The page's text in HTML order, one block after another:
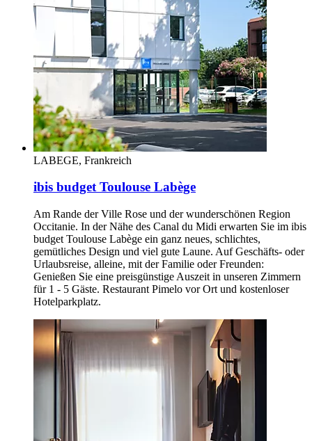
LABEGE, Frankreich
ibis budget Toulouse Labège
Am Rande der Ville Rose und der wunderschönen Region
Occitanie. In der Nähe des Canal du Midi erwarten Sie im ibis
budget Toulouse Labège ein ganz neues, schlichtes,
gemütliches Design und viel gute Laune. Auf Geschäfts- oder
Urlaubsreise, alleine, mit der Familie oder Freunden:
Genießen Sie eine preisgünstige Auszeit in unseren Zimmern
für 1 - 5 Gäste. Restaurant Pimelo vor Ort und kostenloser
Hotelparkplatz.